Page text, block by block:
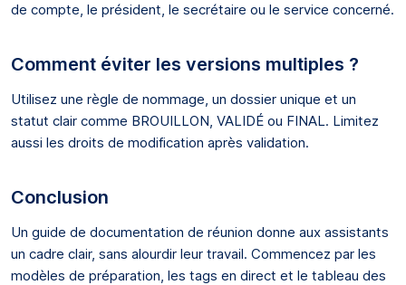
de compte, le président, le secrétaire ou le service concerné.
Comment éviter les versions multiples ?
Utilisez une règle de nommage, un dossier unique et un
statut clair comme BROUILLON, VALIDÉ ou FINAL. Limitez
aussi les droits de modification après validation.
Conclusion
Un guide de documentation de réunion donne aux assistants
un cadre clair, sans alourdir leur travail. Commencez par les
modèles de préparation, les tags en direct et le tableau des